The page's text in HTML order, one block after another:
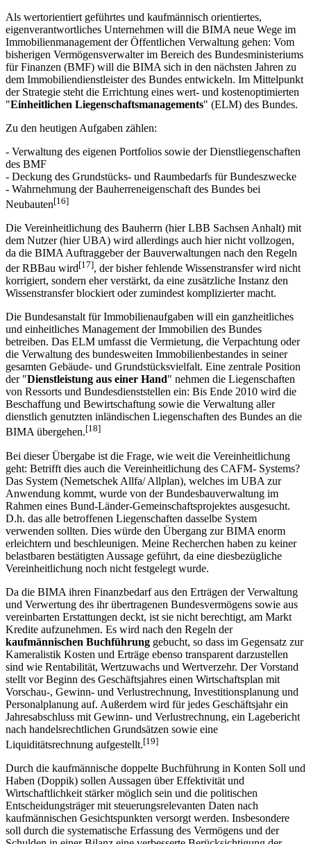
Als wertorientiert geführtes und kaufmännisch orientiertes,
eigenverantwortliches Unternehmen will die BIMA neue Wege im
Immobilienmanagement der Öffentlichen Verwaltung gehen: Vom
bisherigen Vermögensverwalter im Bereich des Bundesministeriums
für Finanzen (BMF) will die BIMA sich in den nächsten Jahren zu
dem Immobiliendienstleister des Bundes entwickeln. Im Mittelpunkt
der Strategie steht die Errichtung eines wert- und kostenoptimierten
"Einheitlichen Liegenschaftsmanagements" (ELM) des Bundes.
Zu den heutigen Aufgaben zählen:
- Verwaltung des eigenen Portfolios sowie der Dienstliegenschaften
des BMF
- Deckung des Grundstücks- und Raumbedarfs für Bundeszwecke
- Wahrnehmung der Bauherreneigenschaft des Bundes bei
Neubauten[16]
Die Vereinheitlichung des Bauherrn (hier LBB Sachsen Anhalt) mit
dem Nutzer (hier UBA) wird allerdings auch hier nicht vollzogen,
da die BIMA Auftraggeber der Bauverwaltungen nach den Regeln
der RBBau wird[17], der bisher fehlende Wissenstransfer wird nicht
korrigiert, sondern eher verstärkt, da eine zusätzliche Instanz den
Wissenstransfer blockiert oder zumindest komplizierter macht.
Die Bundesanstalt für Immobilienaufgaben will ein ganzheitliches
und einheitliches Management der Immobilien des Bundes
betreiben. Das ELM umfasst die Vermietung, die Verpachtung oder
die Verwaltung des bundesweiten Immobilienbestandes in seiner
gesamten Gebäude- und Grundstücksvielfalt. Eine zentrale Position
der "Dienstleistung aus einer Hand" nehmen die Liegenschaften
von Ressorts und Bundesdienststellen ein: Bis Ende 2010 wird die
Beschaffung und Bewirtschaftung sowie die Verwaltung aller
dienstlich genutzten inländischen Liegenschaften des Bundes an die
BIMA übergehen.[18]
Bei dieser Übergabe ist die Frage, wie weit die Vereinheitlichung
geht: Betrifft dies auch die Vereinheitlichung des CAFM- Systems?
Das System (Nemetschek Allfa/ Allplan), welches im UBA zur
Anwendung kommt, wurde von der Bundesbauverwaltung im
Rahmen eines Bund-Länder-Gemeinschaftsprojektes ausgesucht.
D.h. das alle betroffenen Liegenschaften dasselbe System
verwenden sollten. Dies würde den Übergang zur BIMA enorm
erleichtern und beschleunigen. Meine Recherchen haben zu keiner
belastbaren bestätigten Aussage geführt, da eine diesbezügliche
Vereinheitlichung noch nicht festgelegt wurde.
Da die BIMA ihren Finanzbedarf aus den Erträgen der Verwaltung
und Verwertung des ihr übertragenen Bundesvermögens sowie aus
vereinbarten Erstattungen deckt, ist sie nicht berechtigt, am Markt
Kredite aufzunehmen. Es wird nach den Regeln der
kaufmännischen Buchführung gebucht, so dass im Gegensatz zur
Kameralistik Kosten und Erträge ebenso transparent darzustellen
sind wie Rentabilität, Wertzuwachs und Wertverzehr. Der Vorstand
stellt vor Beginn des Geschäftsjahres einen Wirtschaftsplan mit
Vorschau-, Gewinn- und Verlustrechnung, Investitionsplanung und
Personalplanung auf. Außerdem wird für jedes Geschäftsjahr ein
Jahresabschluss mit Gewinn- und Verlustrechnung, ein Lagebericht
nach handelsrechtlichen Grundsätzen sowie eine
Liquiditätsrechnung aufgestellt.[19]
Durch die kaufmännische doppelte Buchführung in Konten Soll und
Haben (Doppik) sollen Aussagen über Effektivität und
Wirtschaftlichkeit stärker möglich sein und die politischen
Entscheidungsträger mit steuerungsrelevanten Daten nach
kaufmännischen Gesichtspunkten versorgt werden. Insbesondere
soll durch die systematische Erfassung des Vermögens und der